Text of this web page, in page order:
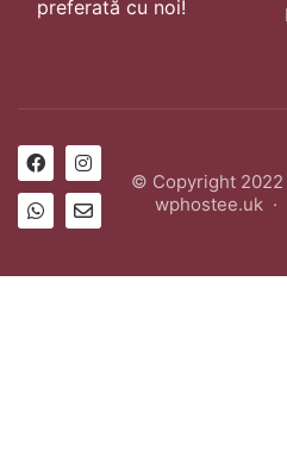
preferată cu noi!
© Copyright 2022
wphostee.uk